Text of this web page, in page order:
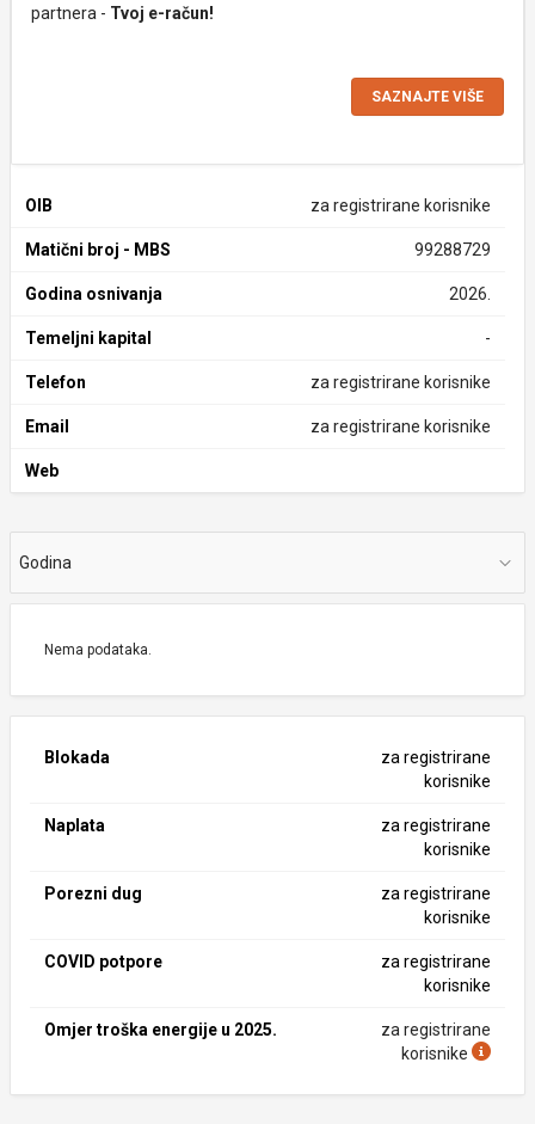
partnera - Tvoj e-račun!
SAZNAJTE VIŠE
OIB za registrirane korisnike
Matični broj - MBS 99288729
Godina osnivanja 2026.
Temeljni kapital -
Telefon za registrirane korisnike
Email za registrirane korisnike
Web
Godina
Nema podataka.
Blokada
za registrirane
korisnike
Naplata
za registrirane
korisnike
Porezni dug
za registrirane
korisnike
COVID potpore
za registrirane
korisnike
Omjer troška energije u 2025.
za registrirane
korisnike